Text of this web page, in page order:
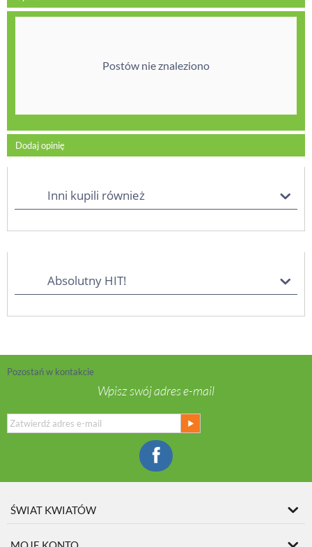
Postów nie znaleziono
Dodaj opinię
Inni kupili również
Absolutny HIT!
Pozostań w kontakcie
Wpisz swój adres e-mail
ŚWIAT KWIATÓW